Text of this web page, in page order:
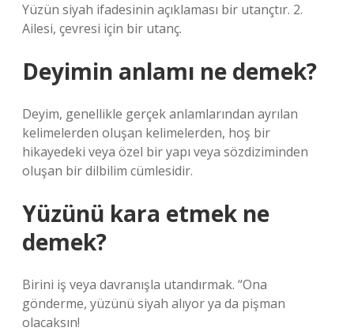
Yüzün siyah ifadesinin açıklaması bir utançtır. 2.
Ailesi, çevresi için bir utanç.
Deyimin anlamı ne demek?
Deyim, genellikle gerçek anlamlarından ayrılan
kelimelerden oluşan kelimelerden, hoş bir
hikayedeki veya özel bir yapı veya sözdiziminden
oluşan bir dilbilim cümlesidir.
Yüzünü kara etmek ne
demek?
Birini iş veya davranışla utandırmak. “Ona
gönderme, yüzünü siyah alıyor ya da pişman
olacaksın!